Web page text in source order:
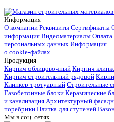
Информация
О компании Реквизиты Сертификаты
информация Видеоматериалы Оплата
персональных данных Информация
о cookie-файлах
Продукция
Кирпич облицовочный Кирпич
Кирпич строительный рядовой
Клинкер тротуарный Строительные
Газобетонные блоки Керамические
и канализация Архитектурный
поребрики Плитка для ступеней
Мы в соц. сетях